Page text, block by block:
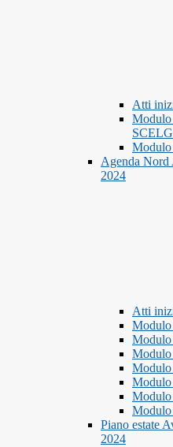
Atti
Agenda Nord
2024
Atti
Modulo
Modulo
Modulo
Modulo
Modulo
Modulo
Piano estate
2024